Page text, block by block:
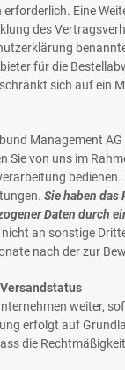
Eine
des
für die
sich auf ein
Management
von uns im
Sie haben das
Daten durch
an sonstige
nach der zur
weiter,
erfolgt auf
die